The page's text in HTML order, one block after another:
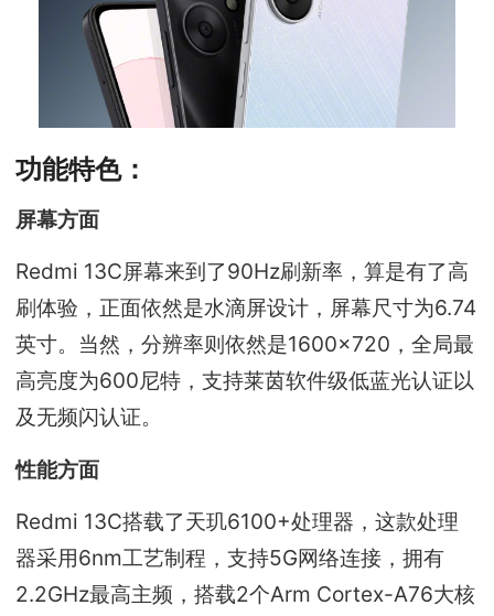
功能特色：
屏幕方面
Redmi 13C屏幕来到了90Hz刷新率，算是有了高
刷体验，正面依然是水滴屏设计，屏幕尺寸为6.74
英寸。当然，分辨率则依然是1600×720，全局最
高亮度为600尼特，支持莱茵软件级低蓝光认证以
及无频闪认证。
性能方面
Redmi 13C搭载了天玑6100+处理器，这款处理
器采用6nm工艺制程，支持5G网络连接，拥有
2.2GHz最高主频，搭载2个Arm Cortex-A76大核